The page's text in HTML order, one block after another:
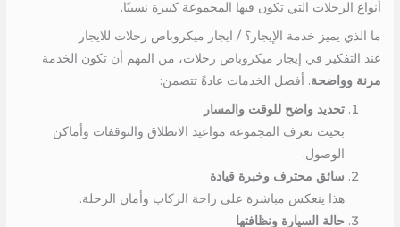
أنواع الرحلات التي تكون فيها المجموعة كبيرة نسبيًا.
ما الذي يميز خدمة الإيجار؟ / ايجار ميكروباص رحلات للايجار
عند التفكير في إيجار ميكروباص رحلات، من المهم أن تكون الخدمة
مرنة وواضحة. أفضل الخدمات عادةً تتضمن:
تحديد واضح للوقت والمسار
بحيث تعرف المجموعة مواعيد الانطلاق والتوقفات وأماكن
الوصول.
سائق محترف وخبرة قيادة
هذا ينعكس مباشرة على راحة الركاب وأمان الرحلة.
حالة السيارة ونظافتها